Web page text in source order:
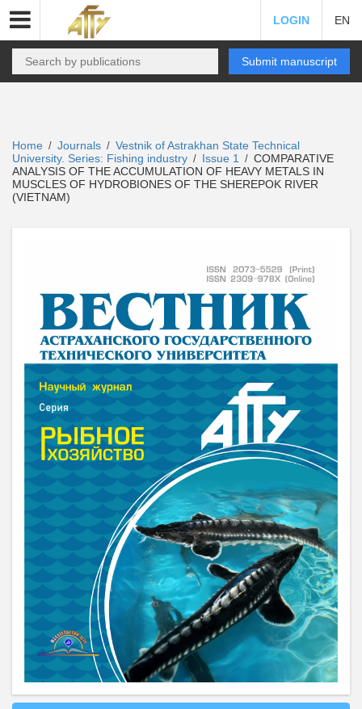
LOGIN EN
Submit manuscript
Home / Journals / Vestnik of Astrakhan State Technical
University. Series: Fishing industry / Issue 1 / COMPARATIVE
ANALYSIS OF THE ACCUMULATION OF HEAVY METALS IN
MUSCLES OF HYDROBIONES OF THE SHEREPOK RIVER
(VIETNAM)